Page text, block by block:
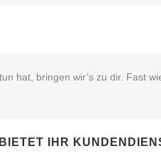
hat, bringen wir’s zu dir. Fast
IHR